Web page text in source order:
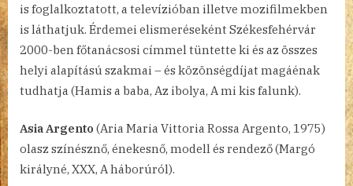
is foglalkoztatott, a televízióban illetve mozifilmekben
is láthatjuk. Érdemei elismeréseként Székesfehérvár
2000-ben főtanácsosi címmel tüntette ki és az összes
helyi alapítású szakmai – és közönségdíjat magáénak
tudhatja (Hamis a baba, Az ibolya, A mi kis falunk).
Asia Argento (Aria Maria Vittoria Rossa Argento, 1975)
olasz színésznő, énekesnő, modell és rendező (Margó
királyné, XXX, A háborúról).